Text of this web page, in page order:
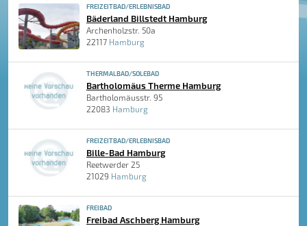
FREIZEITBAD/ERLEBNISBAD
Bäderland Billstedt Hamburg
Archenholzstr. 50a
22117 Hamburg
THERMALBAD/SOLEBAD
Bartholomäus Therme Hamburg
Bartholomäusstr. 95
22083 Hamburg
FREIZEITBAD/ERLEBNISBAD
Bille-Bad Hamburg
Reetwerder 25
21029 Hamburg
FREIBAD
Freibad Aschberg Hamburg